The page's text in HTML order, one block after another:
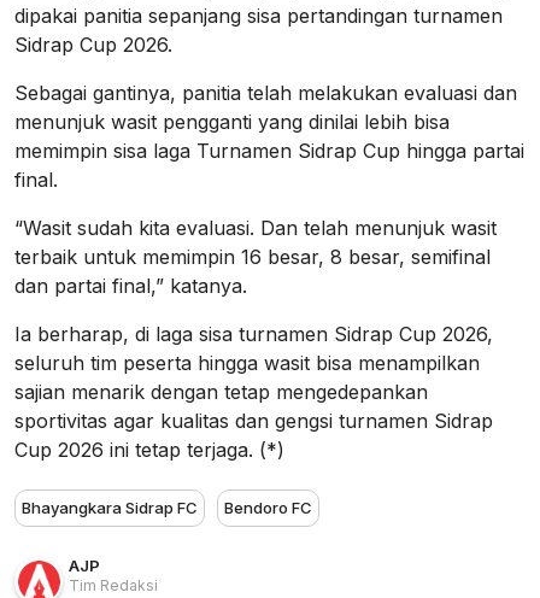
dipakai panitia sepanjang sisa pertandingan turnamen
Sidrap Cup 2026.
Sebagai gantinya, panitia telah melakukan evaluasi dan
menunjuk wasit pengganti yang dinilai lebih bisa
memimpin sisa laga Turnamen Sidrap Cup hingga partai
final.
“Wasit sudah kita evaluasi. Dan telah menunjuk wasit
terbaik untuk memimpin 16 besar, 8 besar, semifinal
dan partai final,” katanya.
Ia berharap, di laga sisa turnamen Sidrap Cup 2026,
seluruh tim peserta hingga wasit bisa menampilkan
sajian menarik dengan tetap mengedepankan
sportivitas agar kualitas dan gengsi turnamen Sidrap
Cup 2026 ini tetap terjaga. (*)
Bhayangkara Sidrap FC Bendoro FC
AJP
Tim Redaksi